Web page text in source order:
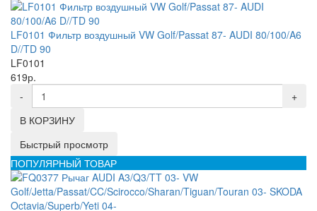
LF0101 Фильтр воздушный VW Golf/Passat 87- AUDI 80/100/A6
D//TD 90
LF0101
619р.
-
+
В КОРЗИНУ
Быстрый просмотр
ПОПУЛЯРНЫЙ ТОВАР